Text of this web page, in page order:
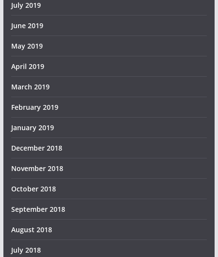
July 2019
June 2019
May 2019
April 2019
March 2019
February 2019
January 2019
December 2018
November 2018
October 2018
September 2018
August 2018
July 2018